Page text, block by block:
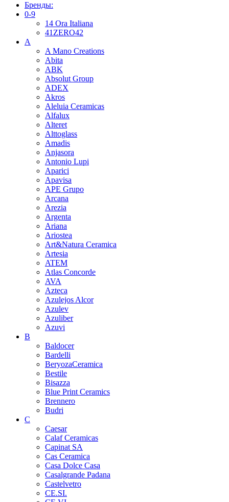
Бренды:
0-9
14 Ora Italiana
41ZERO42
A
A Mano Creations
Abita
ABK
Absolut Group
ADEX
Akros
Aleluia Ceramicas
Alfalux
Alteret
Alttoglass
Amadis
Anjasora
Antonio Lupi
Aparici
Apavisa
APE Grupo
Arcana
Arezia
Argenta
Ariana
Ariostea
Art&Natura Ceramica
Artesia
ATEM
Atlas Concorde
AVA
Azteca
Azulejos Alcor
Azulev
Azuliber
Azuvi
B
Baldocer
Bardelli
BeryozaCeramica
Bestile
Bisazza
Blue Print Ceramics
Brennero
Budri
C
Caesar
Calaf Ceramicas
Capinat SA
Cas Ceramica
Casa Dolce Casa
Casalgrande Padana
Castelvetro
CE.SI.